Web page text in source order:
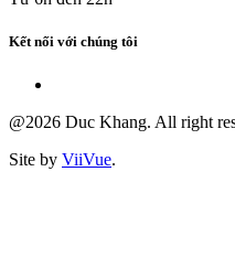
Kết nối với chúng tôi
@2026 Duc Khang. All right
Site by ViiVue.